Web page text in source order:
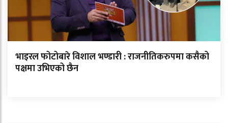
भाइरल फोटोबारे विशाल भण्डारी : राजनीतिकरुपमा कसैको
पक्षमा उभिएको छैन